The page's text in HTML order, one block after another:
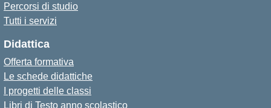
Percorsi di studio
Tutti i servizi
Didattica
Offerta formativa
Le schede didattiche
I progetti delle classi
Libri di Testo anno scolastico